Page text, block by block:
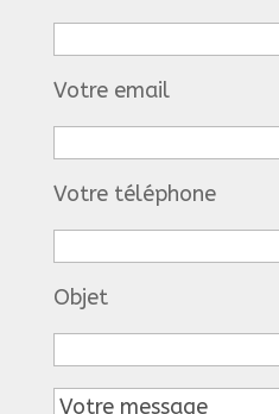
Votre email
Votre téléphone
Objet